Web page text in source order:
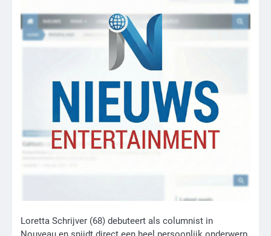
Loretta Schrijver (68) debuteert als columnist in